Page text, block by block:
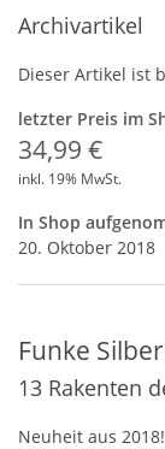
Archivartikel
Dieser Artikel ist
letzter Preis im
34,99 €
inkl. 19% MwSt.
In Shop
20. Oktober 2018
Funke
13 Rakenten
Neuheit aus